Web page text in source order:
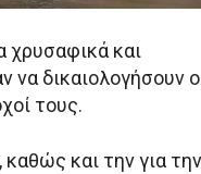
χρυσαφικά και
δικαιολογήσουν
τους.
και την για την